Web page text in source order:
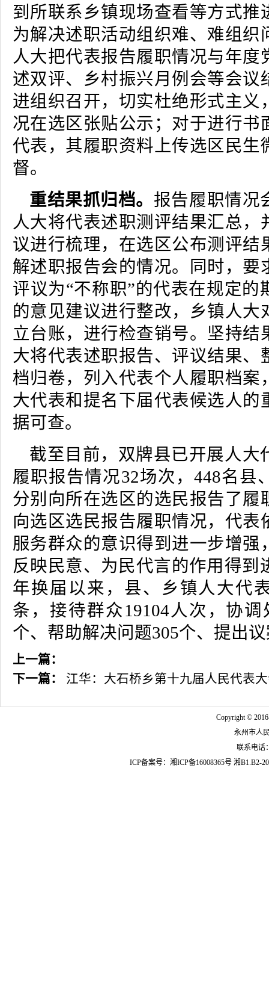
到所联系乡镇现场查看等方式推
为解决述职活动组织难、难组织
人大把代表报告履职情况与年度
述双评、乡村振兴月例会等会议
进组织召开，切实杜绝形式主义
况在选区张贴公示；对于进行书
代表，其履职资料上传选区民生
督。
重结果抓归档。 报告履职情况
人大将代表述职测评结果汇总，
议进行梳理，在选区公布测评结
解述职报告会的情况。同时，要
评议为“不称职”的代表在规定的
的意见建议进行整改，乡镇人大
立台账，进行检查销号。坚持结
大将代表述职报告、评议结果、
档归卷，列入代表个人履职档案
大代表和提名下届代表候选人的
据可查。
截至目前，双牌县已开展人大
履职报告情况32场次，448名县
分别向所在选区的选民报告了履
向选区选民报告履职情况，代表
服务群众的意识得到进一步增强
反映民意、为民代言的作用得到
年换届以来，县、乡镇人大代
条，接待群众19104人次，协
个、帮助解决问题305个、提出
上一篇：
下一篇：
江华：大石桥乡第十九届人民代表
Copyright ©
永州市人
联系电话
ICP备案号： 湘ICP备16008365号 湘B1.B2-